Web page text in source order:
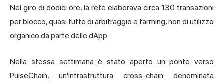
Nel giro di dodici ore, la rete elaborava circa 130 transazioni
per blocco, quasi tutte di arbitraggio e farming, non di utilizzo
organico da parte delle dApp.
Nella stessa settimana è stato aperto un ponte verso
PulseChain, un'infrastruttura cross-chain denominata